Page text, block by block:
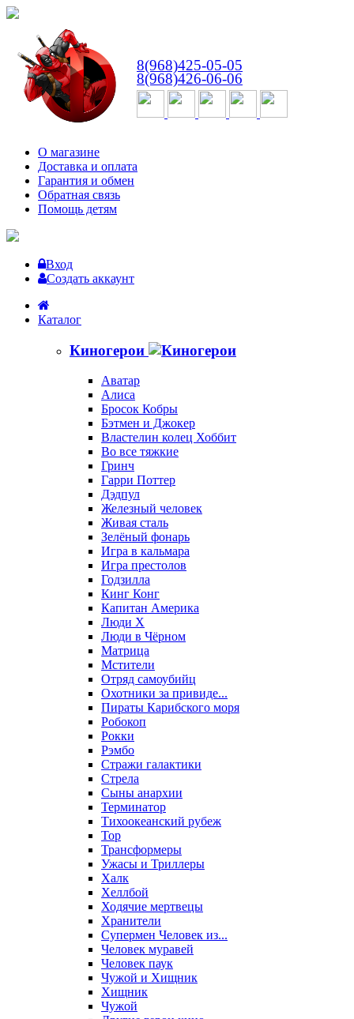
8(968)425-05-05
8(968)426-06-06
О магазине
Доставка и оплата
Гарантия и обмен
Обратная связь
Помощь детям
Вход
Создать аккаунт
Каталог
Киногерои
Аватар
Алиса
Бросок Кобры
Бэтмен и Джокер
Властелин колец Хоббит
Во все тяжкие
Гринч
Гарри Поттер
Дэдпул
Железный человек
Живая сталь
Зелёный фонарь
Игра в кальмара
Игра престолов
Годзилла
Кинг Конг
Капитан Америка
Люди X
Люди в Чёрном
Матрица
Мстители
Отряд самоубийц
Охотники за привиде...
Пираты Карибского моря
Робокоп
Рокки
Рэмбо
Стражи галактики
Стрела
Сыны анархии
Терминатор
Тихоокеанский рубеж
Тор
Трансформеры
Ужасы и Триллеры
Халк
Хеллбой
Ходячие мертвецы
Хранители
Супермен Человек из...
Человек муравей
Человек паук
Чужой и Хищник
Хищник
Чужой